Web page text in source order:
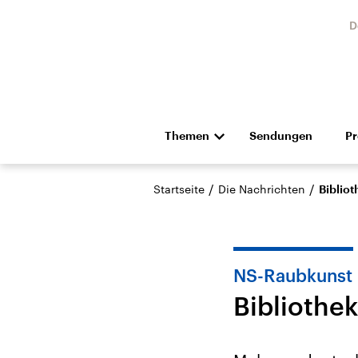
Themen
Die Nachrichten Politik
Hörspiel und Feature Musik
Sendungen
Startseite / Die Nachrichten /
NS-Raubkunst